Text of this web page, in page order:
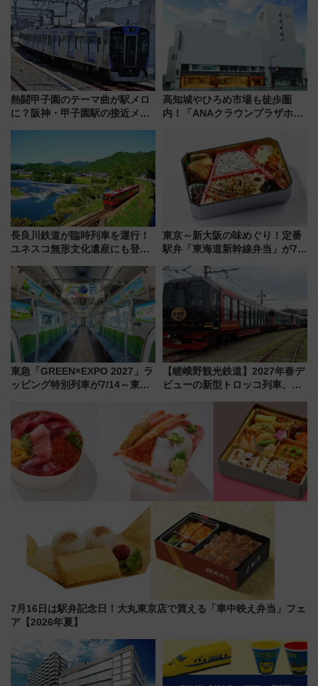
ろも一挙紹介 アひまわり園」開園
熱闘甲子園のテーマ曲が駅メロ
に？阪神・甲子園駅の接近メロ
高知城やひろめ市場も徒歩圏
内！「ANAクラウンプラザホテ
長良川鉄道が臨時列車を運行！
ユネスコ無形文化遺産にも登録
に 乗車には予約が必要
東京～新大阪の味めぐり！定番
駅弁「東海道新幹線弁当」が7月
東急「GREEN×EXPO 2027」ラ
ッピング特別列車が7/14～東
ー！ 注目の編成やデザインまと
め
【嵯峨野観光鉄道】2027年春デ
ビューの新型トロッコ列車、い
は2026年で引退
7月16日は駅弁記念日！大丸東京店で買える「車中映え弁当」フェ
ア【2026年夏】